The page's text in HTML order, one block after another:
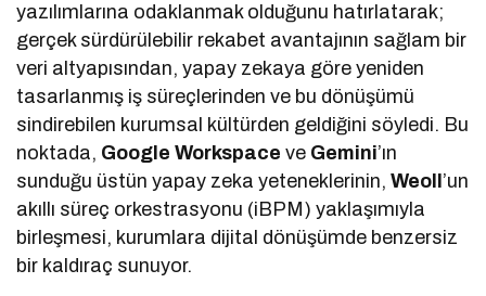
yazılımlarına odaklanmak olduğunu hatırlatarak;
gerçek sürdürülebilir rekabet avantajının sağlam bir
veri altyapısından, yapay zekaya göre yeniden
tasarlanmış iş süreçlerinden ve bu dönüşümü
sindirebilen kurumsal kültürden geldiğini söyledi. Bu
noktada, Google Workspace ve Gemini’ın
sunduğu üstün yapay zeka yeteneklerinin,Weoll’un
akıllı süreç orkestrasyonu (iBPM) yaklaşımıyla
birleşmesi, kurumlara dijital dönüşümde benzersiz
bir kaldıraç sunuyor.